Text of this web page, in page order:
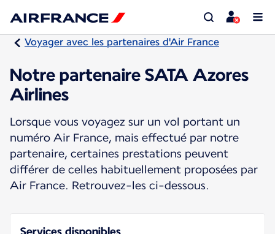
Voyager avec les partenaires d'Air France
Notre partenaire SATA Azores
Airlines
Lorsque vous voyagez sur un vol portant un
numéro Air France, mais effectué par notre
partenaire, certaines prestations peuvent
différer de celles habituellement proposées par
Air France. Retrouvez-les ci-dessous.
Services disponibles